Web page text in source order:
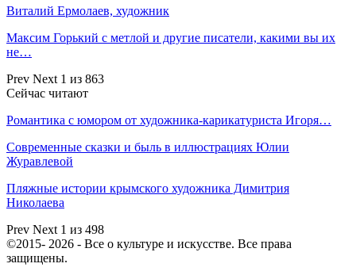
Виталий Ермолаев, художник
Максим Горький с метлой и другие писатели, какими вы их
не…
Prev Next 1 из 863
Сейчас читают
Романтика с юмором от художника-карикатуриста Игоря…
Современные сказки и быль в иллюстрациях Юлии
Журавлевой
Пляжные истории крымского художника Димитрия
Николаева
Prev Next 1 из 498
©2015- 2026 - Все о культуре и искусстве. Все права
защищены.